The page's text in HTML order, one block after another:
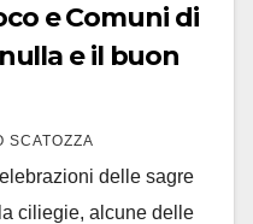
e Comuni di
e il buon
SCATOZZA
delle sagre
ciliegie, alcune delle